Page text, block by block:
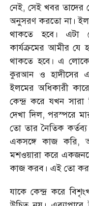
নেই, সেই খবর তাদের
অনুসরণ করতো না।
থাকতে হবে। এটা
কার্যক্রমের আমীর যে
থাকতে হবে। এ
কুরআন ও হাদীসের
ইলমের অধিকারী
কেন্দ্র করে যখন সারা
দেখা দিল, পরস্পরে
তো তার নৈতিক
একসঙ্গে কাজ করি,
মশওয়ারা করে
কাজ করব। এই তো
যাকে কেন্দ্র করে